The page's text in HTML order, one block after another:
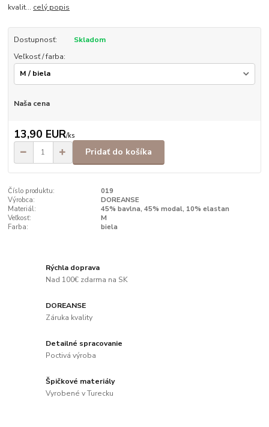
kvalit... celý popis
Dostupnosť:
Skladom
Veľkosť / farba:
Naša cena
13,90 EUR/ks
Pridať do košíka
Číslo produktu:
019
Výrobca:
DOREANSE
Materiál:
45% bavlna, 45% modal, 10% elastan
Veľkosť:
M
Farba:
biela
Rýchla doprava
Nad 100€ zdarma na SK
DOREANSE
Záruka kvality
Detailné spracovanie
Poctivá výroba
Špičkové materiály
Vyrobené v Turecku